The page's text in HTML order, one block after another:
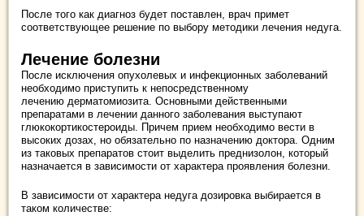
После того как диагноз будет поставлен, врач примет
соответствующее решение по выбору методики лечения недуга.
Лечение болезни
После исключения опухолевых и инфекционных заболеваний
необходимо приступить к непосредственному
лечению дерматомиозита. Основными действенными
препаратами в лечении данного заболевания выступают
глюкокортикостероиды. Причем прием необходимо вести в
высоких дозах, но обязательно по назначению доктора. Одним
из таковых препаратов стоит выделить преднизолон, который
назначается в зависимости от характера проявления болезни.
В зависимости от характера недуга дозировка выбирается в
таком количестве: